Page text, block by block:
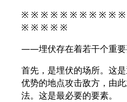
※ ※ ※ ※ ※ ※ ※ ※ ※ ※
※ ※ ※ ※ ※
――埋伏存在着若干个重要
首先，是埋伏的场所。这
优势的地点攻击敌方，由
法。这是最必要的要素。